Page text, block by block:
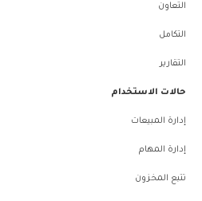
التعاون
التكامل
التقارير
حالات الاستخدام
إدارة المبيعات
إدارة المهام
تتبع المخزون